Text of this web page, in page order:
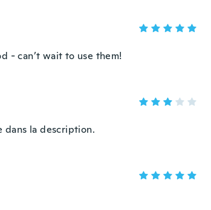
- can’t wait to use them!
dans la description.